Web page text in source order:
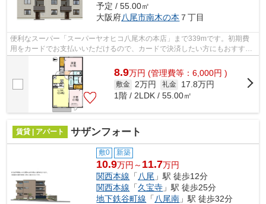
予定 / 55.00㎡
大阪府八尾市南木の本 ７丁目
便利なスーパー「スーパーヤオヒコ八尾木の本店」まで339mです。初期費
用をカードでお支払いいただけるので、カードで決済したい方にもおすすめ
です。賃料8億9,000万円の物件です。ぜ...
8.9万円 (管理費等：6,000円 )
敷金 2万円 礼金
17.8万円
1階 / 2LDK / 55.00㎡
賃貸 | アパート サザンフォート
敷0 新築
10.9万円～ 11.7万円
関西本線 「八尾 」駅 徒歩12分
関西本線 「久宝寺 」駅 徒歩25分
地下鉄谷町線 「八尾南 」駅 徒歩32分